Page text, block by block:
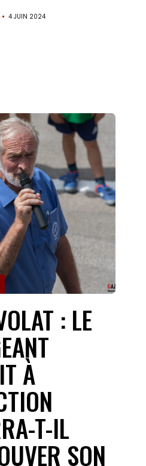
Accueil
Le
projet
Gazette
Sports
Éducation
aux
médias
Formation
S’inscrire
à
la
newsletter
4 JUIN 2024
: LE
À
T-IL
SON